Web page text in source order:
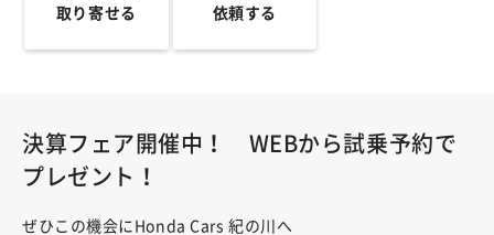
取り寄せる
依頼する
決算フェア開催中！ WEBから試乗予約で
プレゼント！
ぜひこの機会にHonda Cars 紀の川へ